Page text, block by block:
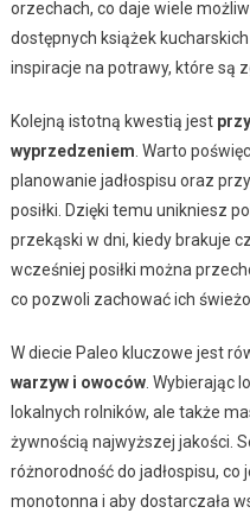
orzechach, co daje wiele
dostępnych książek
inspiracje na potrawy, które są
Kolejną istotną kwestią jest
wyprzedzeniem . Warto
planowanie jadłospisu oraz
posiłki. Dzięki temu unikniesz
przekąski w dni, kiedy brakuje
wcześniej posiłki można
co pozwoli zachować ich
W diecie Paleo kluczowe jest
warzyw i owoców. Wybierając
lokalnych rolników, ale także
żywnością najwyższej jakości.
różnorodność do jadłospisu, co
monotonna i aby dostarczała